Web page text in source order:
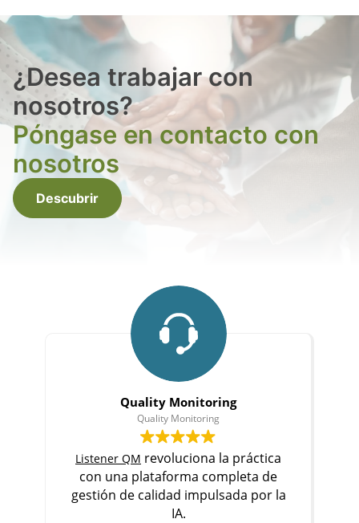
¿Desea trabajar con
nosotros?
Póngase en contacto con
nosotros
Descubrir
Quality Monitoring
Quality Monitoring
Listener QM revoluciona la práctica
con una plataforma completa de
gestión de calidad impulsada por la
IA.